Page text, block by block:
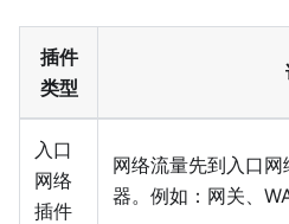
插件
类型
入口
网络
插件
网络流量先到入口
器。例如：网关、